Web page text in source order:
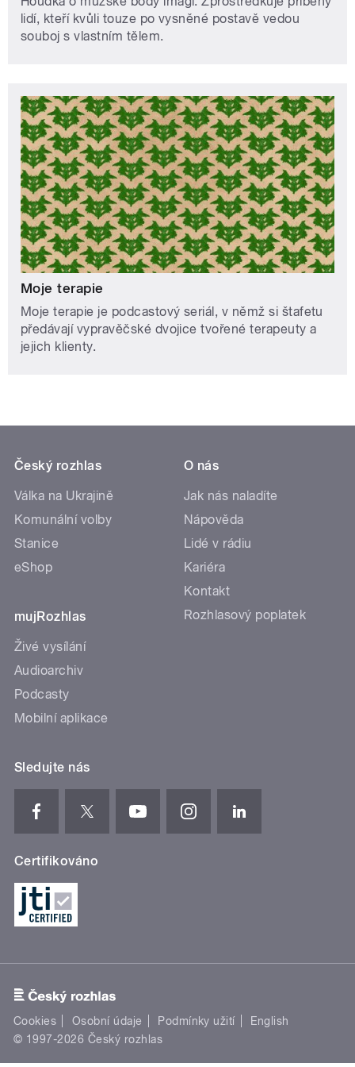
lidí, kteří kvůli touze po vysněné postavě vedou
souboj s vlastním tělem.
Moje terapie
Moje terapie je podcastový seriál, v němž si štafetu
předávají vypravěčské dvojice tvořené terapeuty a
jejich klienty.
Český rozhlas
Válka na Ukrajině
Komunální volby
Stanice
eShop
mujRozhlas
Živé vysílání
Audioarchiv
Podcasty
Mobilní aplikace
O nás
Jak nás naladíte
Nápověda
Lidé v rádiu
Kariéra
Kontakt
Rozhlasový poplatek
Sledujte nás
Certifikováno
Cookies Osobní údaje Podmínky užití
English
© 1997-2026 Český rozhlas